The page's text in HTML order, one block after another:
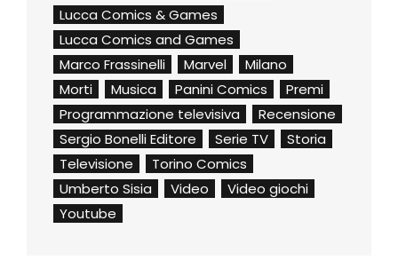
Lucca Comics & Games
Lucca Comics and Games
Marco Frassinelli
Marvel
Milano
Morti
Musica Panini Comics
Premi
Programmazione televisiva
Recensione
Sergio Bonelli Editore
Serie TV
Storia
Televisione
Torino Comics
Umberto Sisia
Video
Video giochi
Youtube